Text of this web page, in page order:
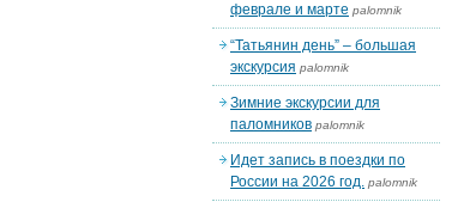
феврале и марте palomnik
“Татьянин день” – большая
экскурсия palomnik
Зимние экскурсии для
паломников palomnik
Идет запись в поездки по
России на 2026 год. palomnik